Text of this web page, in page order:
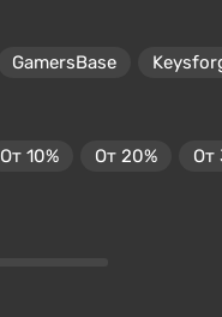
GamersBase
От 10% От 20% От